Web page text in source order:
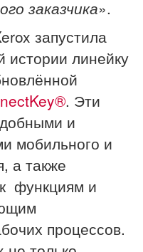
заказчика».
запустила
линейку
. Эти
и
мобильного и
а также
функциям и
процессов.